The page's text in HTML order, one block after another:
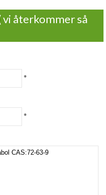
återkommer så
*
*